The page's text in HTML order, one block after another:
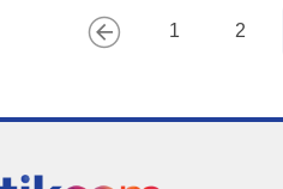
1 2